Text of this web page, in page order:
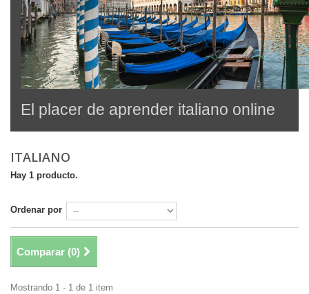
El placer de aprender italiano online
ITALIANO
Hay 1 producto.
Ordenar por
Comparar (0)
Mostrando 1 - 1 de 1 item